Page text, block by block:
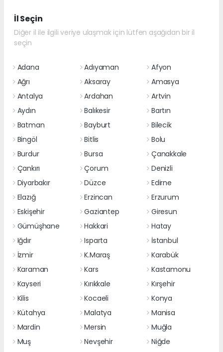
İl Seçin
Diğer il ile ilgili veriye ulaşmak için lütfen aşağıdan bir il
seçin
Adana Adıyaman
Afyon
Ağrı
Aksaray
Amasya
Antalya
Ardahan
Artvin
Aydın
Balıkesir
Bartın
Batman
Bayburt
Bilecik
Bingöl
Bitlis
Bolu
Burdur
Bursa
Çanakkale
Çankırı
Çorum
Denizli
Diyarbakır
Düzce
Edirne
Elazığ
Erzincan
Erzurum
Eskişehir
Gaziantep
Giresun
Gümüşhane
Hakkari
Hatay
Iğdır
Isparta
İstanbul
İzmir
K.Maraş
Karabük
Karaman
Kars
Kastamonu
Kayseri
Kırıkkale
Kırşehir
Kilis
Kocaeli
Konya
Kütahya
Malatya
Manisa
Mardin
Mersin
Muğla
Muş
Nevşehir
Niğde